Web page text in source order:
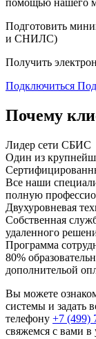
помощью нашего
Подготовить
и СНИЛС)
Получить
Подключиться
Почему
Лидер сети СБИС
Один из
Все наши
полную
Двухуровневая
Собственная
удаленного
Программа
80%
дополнительой
Вы можете
системы и задать
телефону +7 (499)
свяжемся с вами в